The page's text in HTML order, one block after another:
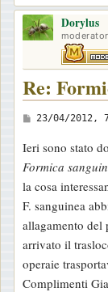
Dorylus
Re:
M
s
s
a
g
g
i
o
23/04/2012,
Ieri sono stato
Formica
la cosa
F. sanguinea
allagamento del
arrivato il
operaie
Complimenti